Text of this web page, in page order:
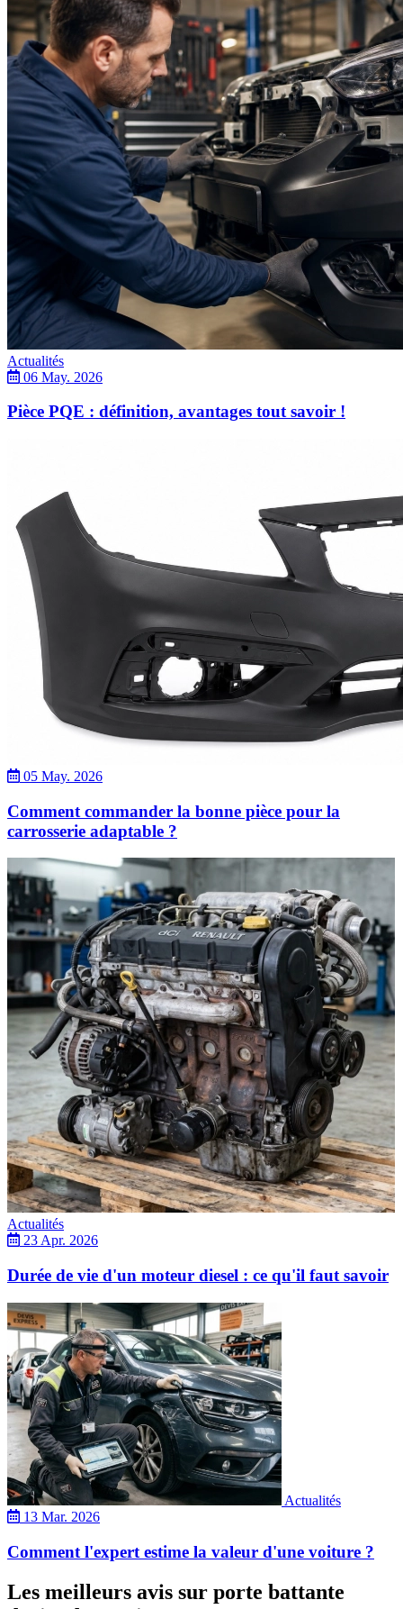
Actualités
06 May. 2026
Pièce PQE : définition, avantages tout savoir !
05 May. 2026
Comment commander la bonne pièce pour la
carrosserie adaptable ?
Actualités
23 Apr. 2026
Durée de vie d'un moteur diesel : ce qu'il faut savoir
Actualités
13 Mar. 2026
Comment l'expert estime la valeur d'une voiture ?
Les meilleurs avis sur porte battante